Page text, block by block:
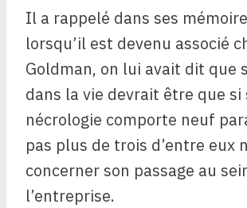
Il a rappelé dans ses
lorsqu’il est devenu associé
Goldman, on lui avait dit que
dans la vie devrait être que si
nécrologie comporte neuf
pas plus de trois d’entre eux
concerner son passage au
l’entreprise.